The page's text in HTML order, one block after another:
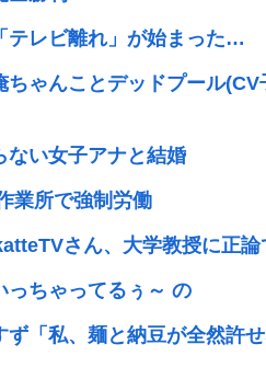
テレビ離れ」が始まった…
ちゃんことデッドプール
ない女子アナと結婚
業所で強制労働
さん、大学教授に正
っちゃってるぅ～ の
ず「私、麺と納豆が全然許